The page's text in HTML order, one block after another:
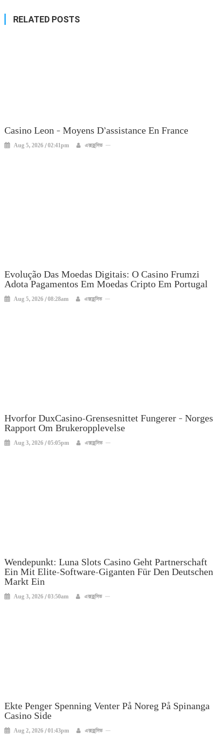
RELATED POSTS
Casino Leon – Moyens D’assistance En France
Aug 5, 2026 / 02:41pm এক্সক্লুসিভ
Evolução Das Moedas Digitais: O Casino Frumzi
Adota Pagamentos Em Moedas Cripto Em Portugal
Aug 5, 2026 / 08:28am এক্সক্লুসিভ
Hvorfor DuxCasino-Grensesnittet Fungerer – Norges
Rapport Om Brukeropplevelse
Aug 3, 2026 / 05:05pm এক্সক্লুসিভ
Wendepunkt: Luna Slots Casino Geht Partnerschaft
Ein Mit Elite-Software-Giganten Für Den Deutschen
Markt Ein
Aug 3, 2026 / 03:50am এক্সক্লুসিভ
Ekte Penger Spenning Venter På Noreg På Spinanga
Casino Side
Aug 2, 2026 / 01:43pm এক্সক্লুসিভ